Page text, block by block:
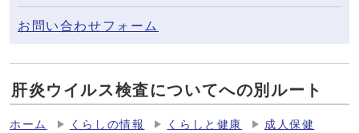
お問い合わせフォーム
肝炎ウイルス検査についてへの別ルート
ホーム くらしの情報 くらしと健康 成人保健